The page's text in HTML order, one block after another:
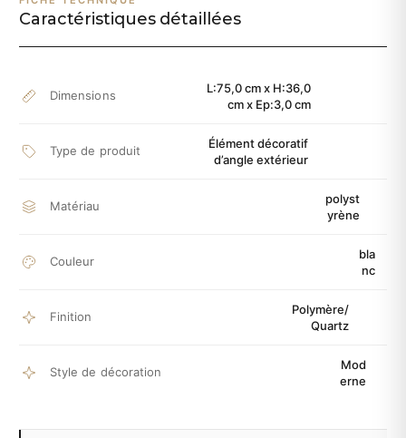
Caractéristiques détaillées
Dimensions
L:75,0 cm x H:36,0
cm x Ep:3,0 cm
Type de produit
Élément décoratif
d’angle extérieur
Matériau
polyst
yrène
Couleur
bla
nc
Finition
Polymère/
Quartz
Style de décoration
Mod
erne